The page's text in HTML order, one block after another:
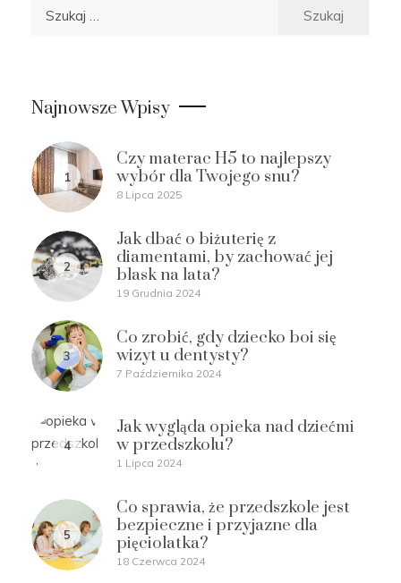
Najnowsze Wpisy
1
Czy materac H5 to najlepszy
wybór dla Twojego snu?
8 Lipca 2025
2
Jak dbać o biżuterię z
diamentami, by zachować jej
blask na lata?
19 Grudnia 2024
3
Co zrobić, gdy dziecko boi się
wizyt u dentysty?
7 Października 2024
4
Jak wygląda opieka nad dziećmi
w przedszkolu?
1 Lipca 2024
5
Co sprawia, że przedszkole jest
bezpieczne i przyjazne dla
pięciolatka?
18 Czerwca 2024